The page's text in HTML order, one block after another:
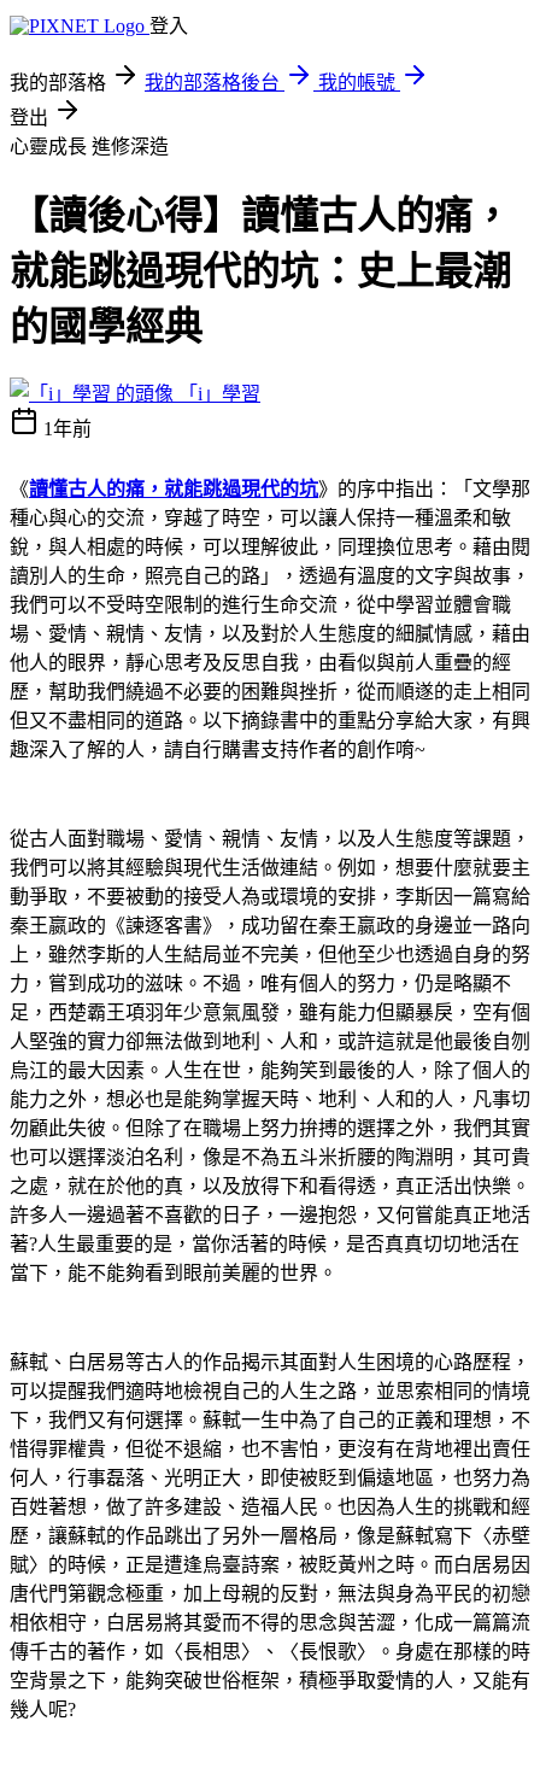
登入
我的部落格 我的部落格後台
我的帳號
登出
心靈成長 進修深造
【讀後心得】讀懂古人的痛，
就能跳過現代的坑：史上最潮
的國學經典
「i」學習
1年前
《讀懂古人的痛，就能跳過現代的坑》的序中指出：「文學那
種心與心的交流，穿越了時空，可以讓人保持一種溫柔和敏
銳，與人相處的時候，可以理解彼此，同理換位思考。藉由閱
讀別人的生命，照亮自己的路」，透過有溫度的文字與故事，
我們可以不受時空限制的進行生命交流，從中學習並體會職
場、愛情、親情、友情，以及對於人生態度的細膩情感，藉由
他人的眼界，靜心思考及反思自我，由看似與前人重疊的經
歷，幫助我們繞過不必要的困難與挫折，從而順遂的走上相同
但又不盡相同的道路。以下摘錄書中的重點分享給大家，有興
趣深入了解的人，請自行購書支持作者的創作唷~
從古人面對職場、愛情、親情、友情，以及人生態度等課題，
我們可以將其經驗與現代生活做連結。例如，想要什麼就要主
動爭取，不要被動的接受人為或環境的安排，李斯因一篇寫給
秦王嬴政的《諫逐客書》，成功留在秦王嬴政的身邊並一路向
上，雖然李斯的人生結局並不完美，但他至少也透過自身的努
力，嘗到成功的滋味。不過，唯有個人的努力，仍是略顯不
足，西楚霸王項羽年少意氣風發，雖有能力但顯暴戾，空有個
人堅強的實力卻無法做到地利、人和，或許這就是他最後自刎
烏江的最大因素。人生在世，能夠笑到最後的人，除了個人的
能力之外，想必也是能夠掌握天時、地利、人和的人，凡事切
勿顧此失彼。但除了在職場上努力拚搏的選擇之外，我們其實
也可以選擇淡泊名利，像是不為五斗米折腰的陶淵明，其可貴
之處，就在於他的真，以及放得下和看得透，真正活出快樂。
許多人一邊過著不喜歡的日子，一邊抱怨，又何嘗能真正地活
著?人生最重要的是，當你活著的時候，是否真真切切地活在
當下，能不能夠看到眼前美麗的世界。
蘇軾、白居易等古人的作品揭示其面對人生困境的心路歷程，
可以提醒我們適時地檢視自己的人生之路，並思索相同的情境
下，我們又有何選擇。蘇軾一生中為了自己的正義和理想，不
惜得罪權貴，但從不退縮，也不害怕，更沒有在背地裡出賣任
何人，行事磊落、光明正大，即使被貶到偏遠地區，也努力為
百姓著想，做了許多建設、造福人民。也因為人生的挑戰和經
歷，讓蘇軾的作品跳出了另外一層格局，像是蘇軾寫下〈赤壁
賦〉的時候，正是遭逢烏臺詩案，被貶黃州之時。而白居易因
唐代門第觀念極重，加上母親的反對，無法與身為平民的初戀
相依相守，白居易將其愛而不得的思念與苦澀，化成一篇篇流
傳千古的著作，如〈長相思〉、〈長恨歌〉。身處在那樣的時
空背景之下，能夠突破世俗框架，積極爭取愛情的人，又能有
幾人呢?